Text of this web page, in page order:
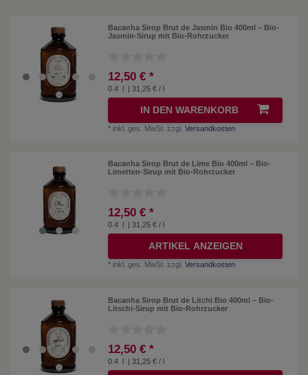
Bacanha Sirop Brut de Jasmin Bio 400ml – Bio-
Jasmin-Sirup mit Bio-Rohrzucker
12,50 € *
0.4 l | 31,25 € / l
IN DEN WARENKORB
* inkl. ges. MwSt. zzgl.Versandkosten
Bacanha Sirop Brut de Lime Bio 400ml – Bio-
Limetten-Sirup mit Bio-Rohrzucker
12,50 € *
0.4 | 31,25 € / l
ARTIKEL ANZEIGEN
* inkl. ges. MwSt. zzgl.Versandkosten
Bacanha Sirop Brut de Litchi Bio 400ml – Bio-
Litschi-Sirup mit Bio-Rohrzucker
12,50 € *
0.4 l | 31,25 € / l